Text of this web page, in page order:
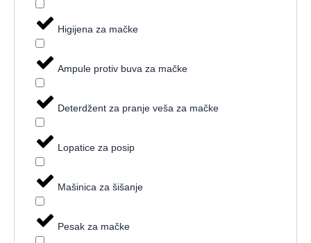
Higijena za mačke
Ampule protiv buva za mačke
Deterdžent za pranje veša za mačke
Lopatice za posip
Mašinica za šišanje
Pesak za mačke